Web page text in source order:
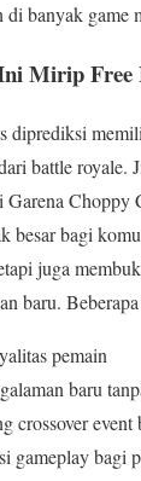
di banyak game
Mirip Free
diprediksi
battle royale.
Garena Choppy
besar bagi
juga
baru.
pemain
baru
crossover event
gameplay bagi